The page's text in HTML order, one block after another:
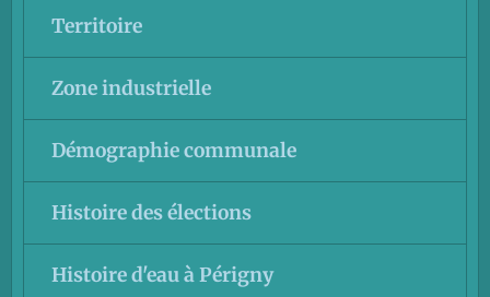
Territoire
Zone industrielle
Démographie communale
Histoire des élections
Histoire d'eau à Périgny